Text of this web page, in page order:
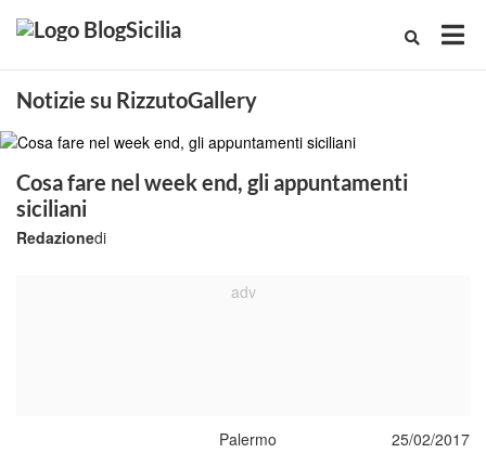
Notizie su RizzutoGallery
Cosa fare nel week end, gli appuntamenti
siciliani
di
Redazione
Palermo 25/02/2017